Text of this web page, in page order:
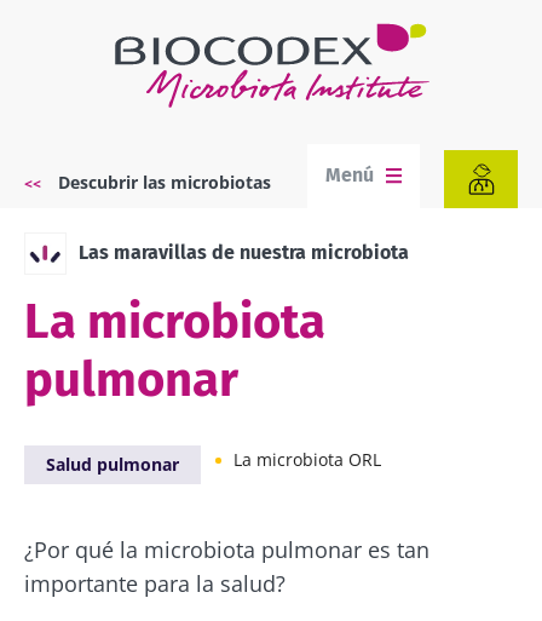
de
ayuda
la
navegación
Descubrir las microbiotas Menú
Las maravillas de nuestra microbiota
La microbiota
pulmonar
Salud pulmonar La microbiota ORL
¿Por qué la microbiota pulmonar es tan
importante para la salud?